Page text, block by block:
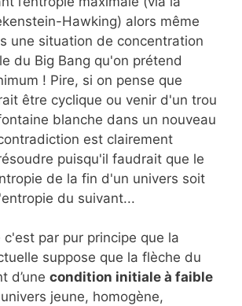
Hawking) alors même
une situation de concentration
du Big Bang qu'on prétend
! Pire, si on pense que
être cyclique ou venir d'un trou
blanche dans un nouveau
est clairement
puisqu'il faudrait que le
de la fin d'un univers soit
du suivant...
c'est par pur principe que la
suppose que la flèche du
d’une condition initiale à faible
jeune, homogène,